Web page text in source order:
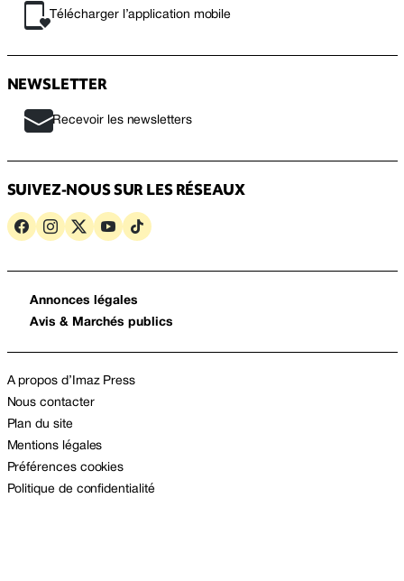
Télécharger l’application mobile
NEWSLETTER
Recevoir les newsletters
SUIVEZ-NOUS SUR LES RÉSEAUX
Annonces légales
Avis & Marchés publics
A propos d’Imaz Press
Nous contacter
Plan du site
Mentions légales
Préférences cookies
Politique de confidentialité